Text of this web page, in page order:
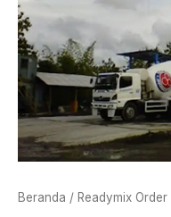
Beranda / Readymix Order